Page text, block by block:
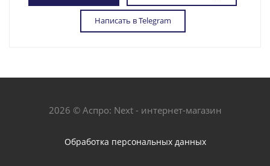
Написать в Telegram
2026 © Аспро: Next - интернет-магазин
Обработка персональных данных